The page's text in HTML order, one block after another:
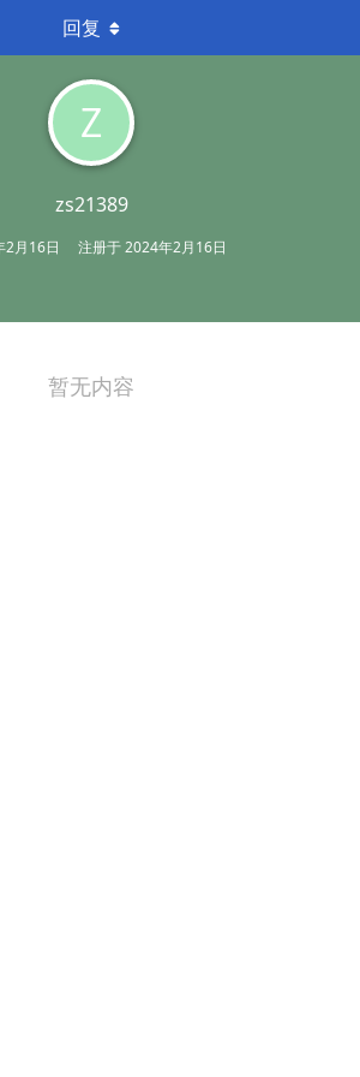
Z
zs21389
2月16日 注册于2024年2月16日
回复
暂无内容